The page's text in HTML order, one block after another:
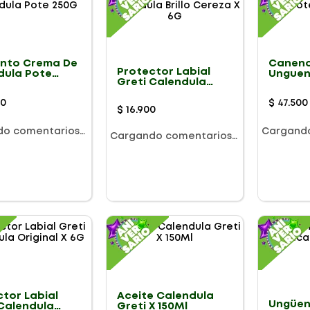
Crema De
Pote
comentarios…
Protector Labial
Greti Calendula
$ 16.900
Cargando comentarios…
$ 47.500
Labial
Aceite Calendula
Greti X 150Ml